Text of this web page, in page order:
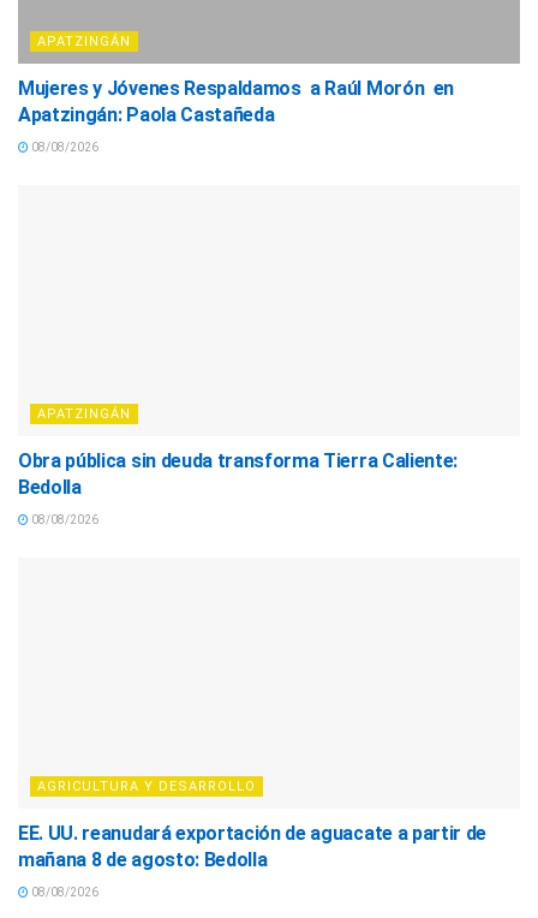
APATZINGÁN
Mujeres y Jóvenes Respaldamos a Raúl Morón en
Apatzingán: Paola Castañeda
08/08/2026
APATZINGÁN
Obra pública sin deuda transforma Tierra Caliente:
Bedolla
08/08/2026
AGRICULTURA Y DESARROLLO
EE. UU. reanudará exportación de aguacate a partir de
mañana 8 de agosto: Bedolla
08/08/2026